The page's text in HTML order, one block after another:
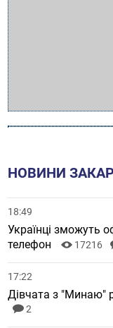
НОВИНИ
18:49
Українці зможуть
телефон
17216
17:22
Дівчата з "Минаю"
2